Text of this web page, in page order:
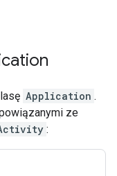
Application .
ze
: